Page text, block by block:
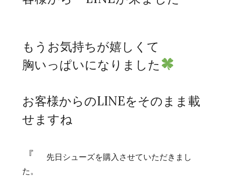
もうお気持ちが嬉しくて
胸いっぱいになりました
お客様からのLINEをそのまま載
せますね
『
先日シューズを購入させていただきまし
た。